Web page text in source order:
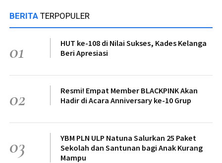
BERITA TERPOPULER
01
HUT ke-108 di Nilai Sukses, Kades Kelanga
Beri Apresiasi
02
Resmi! Empat Member BLACKPINK Akan
Hadir di Acara Anniversary ke-10 Grup
03
YBM PLN ULP Natuna Salurkan 25 Paket
Sekolah dan Santunan bagi Anak Kurang
Mampu